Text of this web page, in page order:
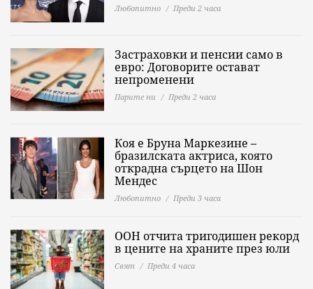
Любопитно Преди 2 часа
Застраховки и пенсии само в
евро: Договорите остават
непроменени
Парите ни Преди 2 часа
Коя е Бруна Маркезине –
бразилската актриса, която
открадна сърцето на Шон
Мендес
Любопитно Преди 3 часа
ООН отчита тригодишен рекорд
в цените на храните през юли
Свят Преди 4 часа